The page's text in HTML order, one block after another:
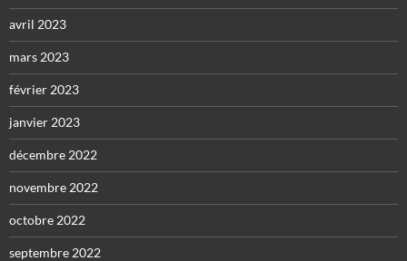
avril 2023
mars 2023
février 2023
janvier 2023
décembre 2022
novembre 2022
octobre 2022
septembre 2022